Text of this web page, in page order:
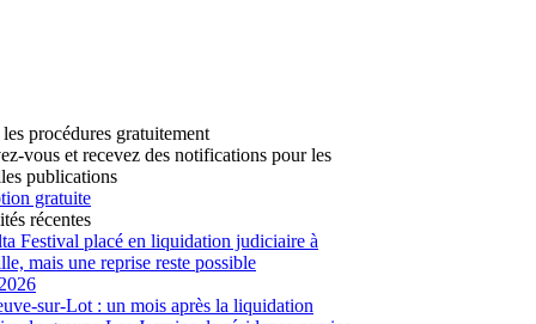
procédures gratuitement
vous et recevez des notifications pour les
publications
gratuite
récentes
Festival placé en liquidation judiciaire à
mais une reprise reste possible
sur-Lot : un mois après la liquidation